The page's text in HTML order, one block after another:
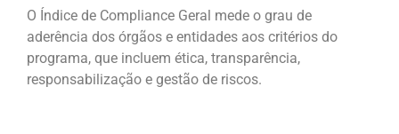
O Índice de Compliance Geral mede o grau de
aderência dos órgãos e entidades aos critérios do
programa, que incluem ética, transparência,
responsabilização e gestão de riscos.